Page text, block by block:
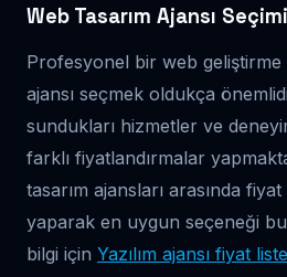
Web Tasarım Ajansı Seçimi
Profesyonel bir web
ajansı seçmek oldukça
sundukları hizmetler ve
farklı fiyatlandırmalar
tasarım ajansları arasında fiyat
yaparak en uygun seçeneği
bilgi için Yazılım ajansı fiyat